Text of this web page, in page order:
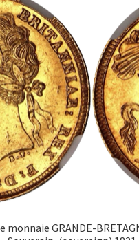
monnaie GRANDE-